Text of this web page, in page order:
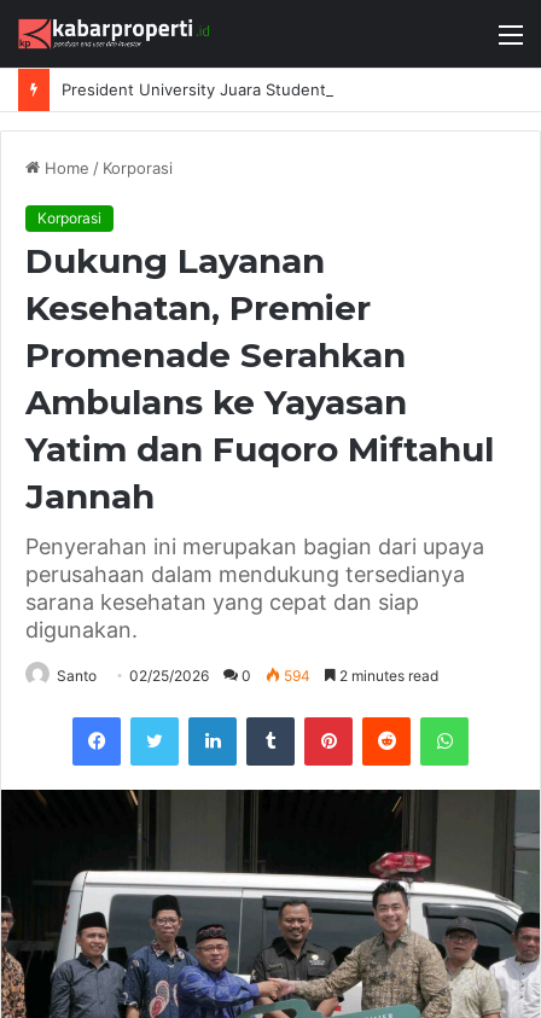
Home / Korporasi
Korporasi
Dukung Layanan
Kesehatan, Premier
Promenade Serahkan
Ambulans ke Yayasan
Yatim dan Fuqoro Miftahul
Jannah
Penyerahan ini merupakan bagian dari upaya
perusahaan dalam mendukung tersedianya
sarana kesehatan yang cepat dan siap
digunakan.
Santo 02/25/2026 0 594 2 minutes read
FacebookTwitter LinkedInTumblr PinterestReddit